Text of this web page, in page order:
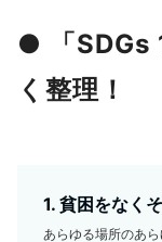
● 「SDGs
く整理！
1. 貧困をなく
あらゆる場所のあ